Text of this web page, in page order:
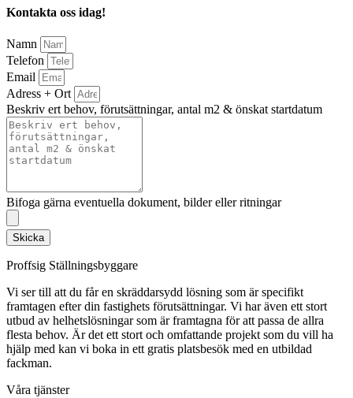
Kontakta oss idag!
Namn
Telefon
Email
Adress + Ort
Beskriv ert behov, förutsättningar, antal m2 & önskat startdatum
Bifoga gärna eventuella dokument, bilder eller ritningar
Skicka
Proffsig Ställningsbyggare
Vi ser till att du får en skräddarsydd lösning som är specifikt
framtagen efter din fastighets förutsättningar. Vi har även ett stort
utbud av helhetslösningar som är framtagna för att passa de allra
flesta behov. Är det ett stort och omfattande projekt som du vill ha
hjälp med kan vi boka in ett gratis platsbesök med en utbildad
fackman.
Våra tjänster